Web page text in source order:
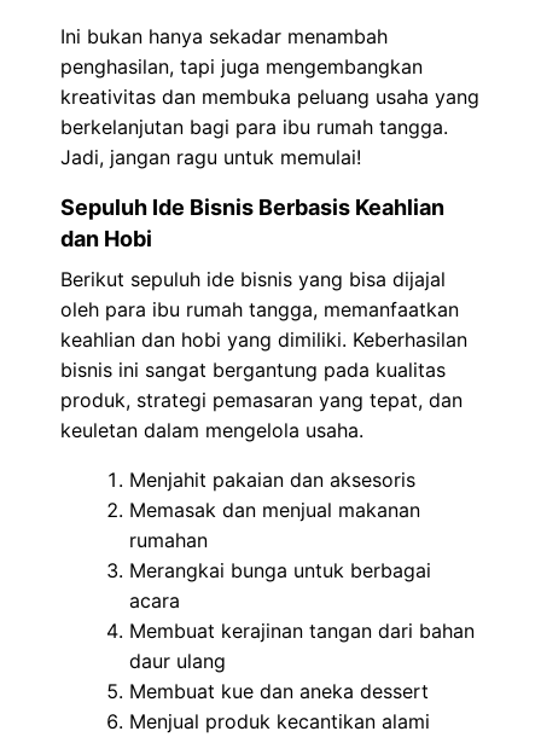
Ini bukan hanya sekadar menambah
penghasilan, tapi juga mengembangkan
kreativitas dan membuka peluang usaha yang
berkelanjutan bagi para ibu rumah tangga.
Jadi, jangan ragu untuk memulai!
Sepuluh Ide Bisnis Berbasis Keahlian
dan Hobi
Berikut sepuluh ide bisnis yang bisa dijajal
oleh para ibu rumah tangga, memanfaatkan
keahlian dan hobi yang dimiliki. Keberhasilan
bisnis ini sangat bergantung pada kualitas
produk, strategi pemasaran yang tepat, dan
keuletan dalam mengelola usaha.
Menjahit pakaian dan aksesoris
Memasak dan menjual makanan
rumahan
Merangkai bunga untuk berbagai
acara
Membuat kerajinan tangan dari bahan
daur ulang
Membuat kue dan aneka dessert
Menjual produk kecantikan alami